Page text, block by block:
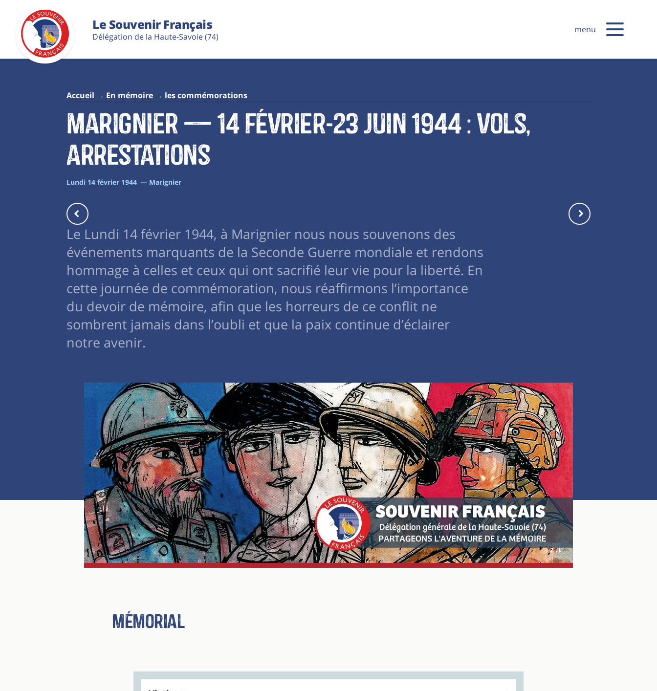
Le Souvenir Français
Délégation de la Haute-Savoie (74)
menu
Accueil En mémoire les commémorations
Marignier — 14 février-23 juin 1944 : vols,
arrestations
Lundi 14 février 1944 — Marignier
Le Lundi 14 février 1944, à Marignier nous nous souvenons des
événements marquants de la Seconde Guerre mondiale et rendons
hommage à celles et ceux qui ont sacrifié leur vie pour la liberté. En
cette journée de commémoration, nous réaffirmons l’importance
du devoir de mémoire, afin que les horreurs de ce conflit ne
sombrent jamais dans l’oubli et que la paix continue d’éclairer
notre avenir.
mémorial